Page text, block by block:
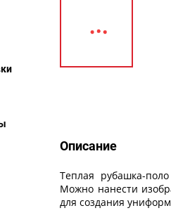
Описание
Теплая рубашка-
Можно нанести
для создания